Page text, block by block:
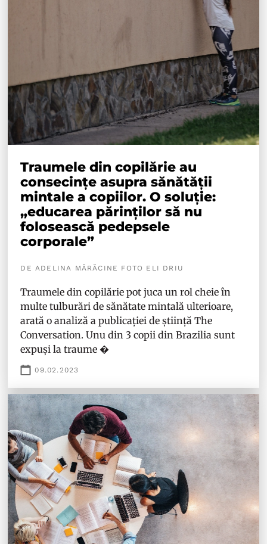
Traumele din copilărie au
consecințe asupra sănătății
mintale a copiilor. O soluție:
„educarea părinților să nu
folosească pedepsele
corporale”
DE ADELINA MĂRĂCINE FOTO ELI DRIU
Traumele din copilărie pot juca un rol cheie în
multe tulburări de sănătate mintală ulterioare,
arată o analiză a publicației de știință The
Conversation. Unu din 3 copii din Brazilia sunt
expuși la traume �
09.02.2023